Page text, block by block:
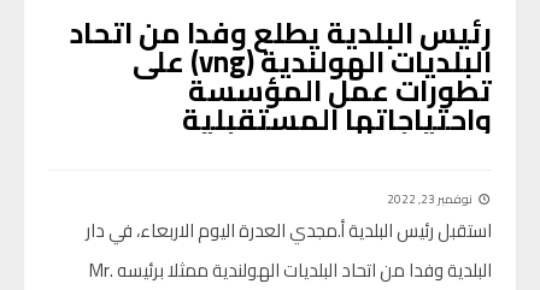
رئيس البلدية يطلع وفدا من اتحاد
البلديات الهولندية (vng) على
تطورات عمل المؤسسة
واحتياجاتها المستقبلية
نوفمبر 23, 2022
استقبل رئيس البلدية أ.مجدي العدرة اليوم الاربعاء، في دار
البلدية وفدا من اتحاد البلديات الهولندية ممثلا برئيسه Mr.